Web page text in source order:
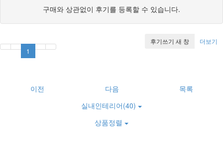
구매와 상관없이 후기를 등록할 수 있습니다.
1
후기쓰기 새 창 더보기
이전 다음
목록
실내인테리어(40)
상품정렬